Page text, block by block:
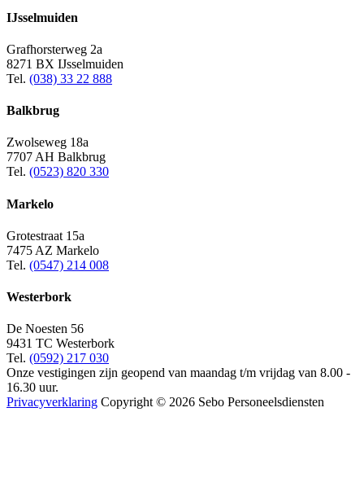
IJsselmuiden
Grafhorsterweg 2a
8271 BX IJsselmuiden
Tel. (038) 33 22 888
Balkbrug
Zwolseweg 18a
7707 AH Balkbrug
Tel. (0523) 820 330
Markelo
Grotestraat 15a
7475 AZ Markelo
Tel. (0547) 214 008
Westerbork
De Noesten 56
9431 TC Westerbork
Tel. (0592) 217 030
Onze vestigingen zijn geopend van maandag t/m vrijdag van 8.00 -
16.30 uur.
Privacyverklaring Copyright © 2026 Sebo Personeelsdiensten